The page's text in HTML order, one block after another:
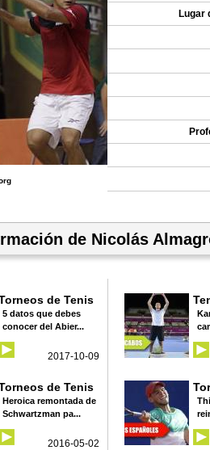
Lugar
de Nicolás
de Tenis
5 datos que debes
conocer del Abier...
2017-10-09
de Tenis
Heroica remontada de
Schwartzman pa...
2016-05-02